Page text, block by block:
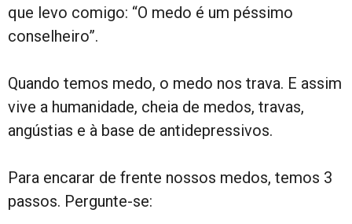
que levo comigo: “O medo é um péssimo
conselheiro”.
Quando temos medo, o medo nos trava. E assim
vive a humanidade, cheia de medos, travas,
angústias e à base de antidepressivos.
Para encarar de frente nossos medos, temos 3
passos. Pergunte-se: